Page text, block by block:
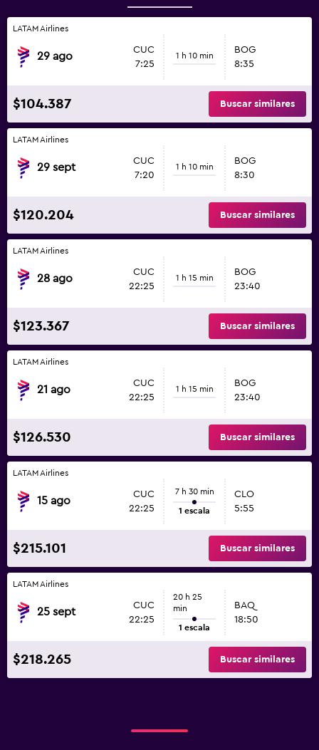
LATAM Airlines
29 ago
CUC
7:25
1 h 10 min
BOG
8:35
$104.387 Buscar similares
LATAM Airlines
29 sept
CUC
7:20
1 h 10 min
BOG
8:30
$120.204 Buscar similares
LATAM Airlines
28 ago
CUC
22:25
1 h 15 min
BOG
23:40
$123.367 Buscar similares
LATAM Airlines
21 ago
CUC
22:25
1 h 15 min
BOG
23:40
$126.530 Buscar similares
LATAM Airlines
15 ago
CUC
22:25
7 h 30 min
1 escala
CLO
5:55
$215.101 Buscar similares
LATAM Airlines
25 sept
CUC
22:25
20 h 25
min
1 escala
BAQ
18:50
$218.265 Buscar similares